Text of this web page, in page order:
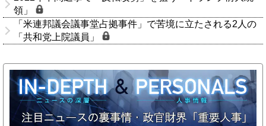
領」
「米連邦議会議事堂占拠事件」で苦境に立たされる2人の
「共和党上院議員」